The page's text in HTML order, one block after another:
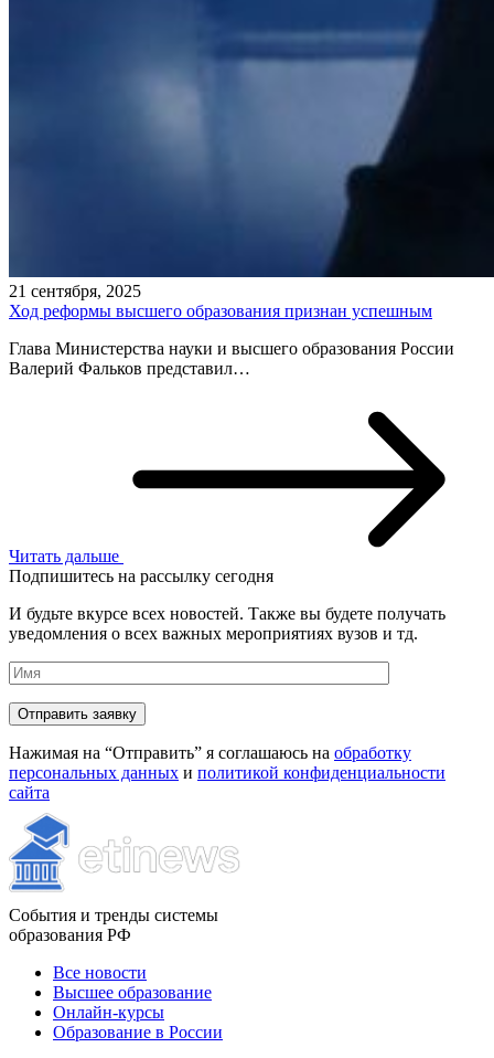
21 сентября, 2025
Ход реформы высшего образования признан успешным
Глава Министерства науки и высшего образования России
Валерий Фальков представил…
Читать дальше
Подпишитесь на рассылку сегодня
И будьте вкурсе всех новостей. Также вы будете получать
уведомления о всех важных мероприятиях вузов и тд.
Нажимая на “Отправить” я соглашаюсь на обработку
персональных данных и политикой конфиденциальности
сайта
События и тренды системы
образования РФ
Все новости
Высшее образование
Онлайн-курсы
Образование в России